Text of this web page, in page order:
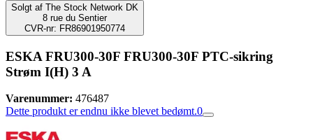
Solgt af The Stock Network DK
8 rue du Sentier
CVR-nr: FR86901950774
ESKA FRU300-30F FRU300-30F PTC-sikring
Strøm I(H) 3 A
Varenummer: 476487
Dette produkt er endnu ikke blevet bedømt.0